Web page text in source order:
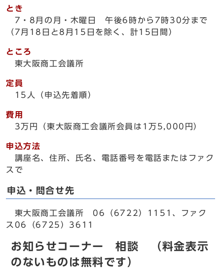
とき
7・8月の月・木曜日 午後6時から7時30分まで
（7月18日と8月15日を除く、計15日間）
ところ
東大阪商工会議所
定員
15人（申込先着順）
費用
3万円（東大阪商工会議所会員は1万5,000円）
申込方法
講座名、住所、氏名、電話番号を電話またはファク
スで
申込・問合せ先
東大阪商工会議所 06（6722）1151、ファク
ス06（6725）3611
お知らせコーナー 相談 （料金表示
のないものは無料です）